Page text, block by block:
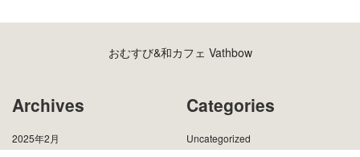
おむすび&和カフェ Vathbow
Archives
2025年2月
Categories
Uncategorized